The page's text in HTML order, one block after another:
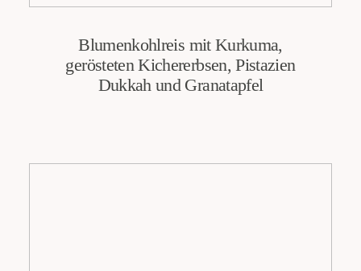
Blumenkohlreis mit Kurkuma,
gerösteten Kichererbsen, Pistazien
Dukkah und Granatapfel